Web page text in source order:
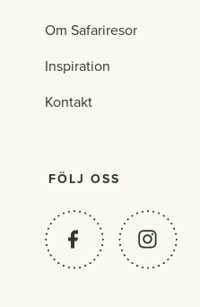
Om Safariresor
Inspiration
Kontakt
FÖLJ OSS